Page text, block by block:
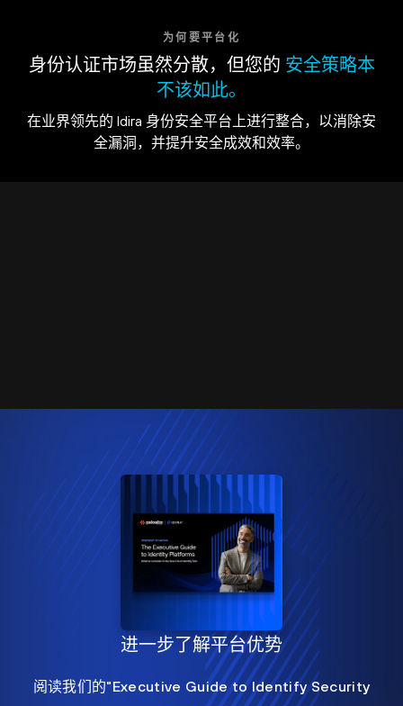
为何要平台化
身份认证市场虽然分散，但您的 安全策略本
不该如此。
在业界领先的 Idira 身份安全平台上进行整合，以消除安
全漏洞，并提升安全成效和效率。
进一步了解平台优势
阅读我们的"Executive Guide to Identify Security